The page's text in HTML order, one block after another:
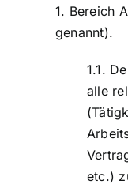
Bereich
genannt).
alle
etc.)